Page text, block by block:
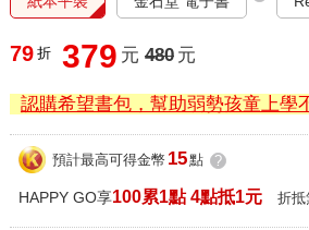
79 折 379 元 480 元
認購希望書包，幫助弱勢孩童上學
預計最高可得金幣 15點 ?
HAPPY GO享100累1點 4點抵1元 折抵